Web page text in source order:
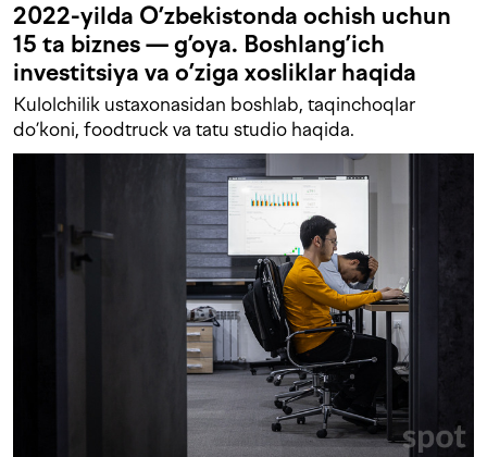
2022-yilda O’zbekistonda ochish uchun
15 ta biznes — g’oya. Boshlang’ich
investitsiya va o’ziga xosliklar haqida
Kulolchilik ustaxonasidan boshlab, taqinchoqlar
do’koni, foodtruck va tatu studio haqida.